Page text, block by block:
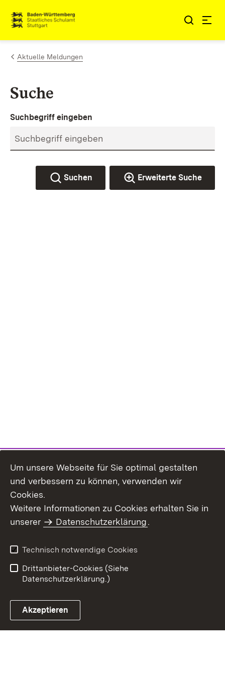
Zum Inhalt springen
Link zur Startseite
Aktuelle Meldungen
Suche
Suchbegriff eingeben
Suchen Erweiterte Suche
Benutzungshinweise
Erklärung zur
Um unsere Webseite für Sie optimal gestalten
und verbessern zu können, verwenden wir
Cookies.
Weitere Informationen zu Cookies erhalten Sie in
unserer
Datenschutzerklärung.
Technisch notwendige Cookies
Drittanbieter-Cookies (Siehe
Datenschutzerklärung.)
Akzeptieren